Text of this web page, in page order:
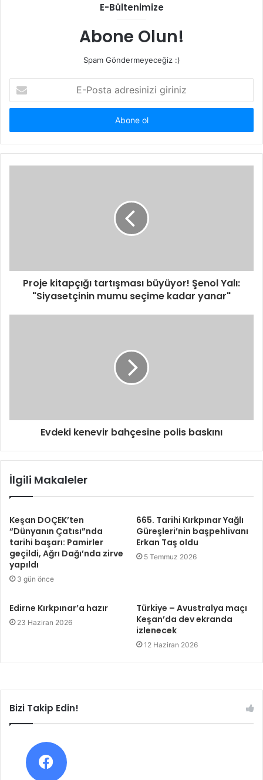
E-Bültenimize
Abone Olun!
Spam Göndermeyeceğiz :)
Posta
adresinizi
Proje kitapçığı tartışması büyüyor! Şenol Yalı:
"Siyasetçinin mumu seçime kadar yanar"
Evdeki kenevir bahçesine polis baskını
İlgili Makaleler
Keşan DOÇEK’ten
“Dünyanın Çatısı”nda
tarihi başarı: Pamirler
geçildi, Ağrı Dağı’nda zirve
yapıldı
3 gün önce
665. Tarihi Kırkpınar Yağlı
Güreşleri’nin başpehlivanı
Erkan Taş oldu
5 Temmuz 2026
Edirne Kırkpınar’a hazır
23 Haziran 2026
Türkiye – Avustralya maçı
Keşan’da dev ekranda
izlenecek
12 Haziran 2026
Bizi Takip Edin!